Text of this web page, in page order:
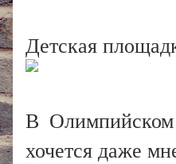
Детская
В
хочется даже